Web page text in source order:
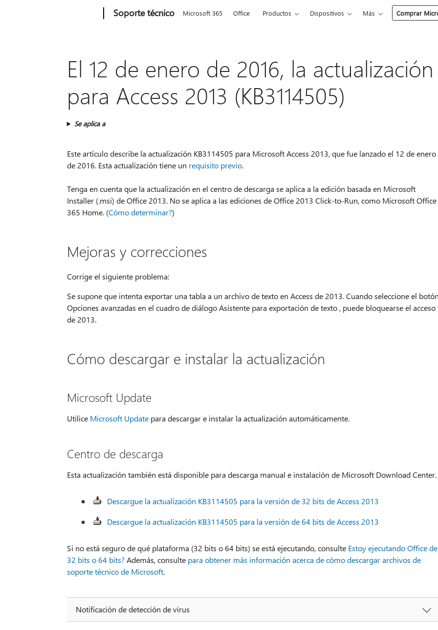
Soporte técnico Microsoft 365 Office Productos Dispositivos Más Comprar
El 12 de enero de 2016, la actualización
para Access 2013 (KB3114505)
Se aplica a
Este artículo describe la actualización KB3114505 para Microsoft Access 2013, que fue lanzado el 12 de enero
de 2016. Esta actualización tiene un requisito previo.
Tenga en cuenta que la actualización en el centro de descarga se aplica a la edición basada en Microsoft
Installer (.msi) de Office 2013. No se aplica a las ediciones de Office 2013 Click-to-Run, como Microsoft Office
365 Home. (Cómo determinar?)
Mejoras y correcciones
Corrige el siguiente problema:
Se supone que intenta exportar una tabla a un archivo de texto en Access de 2013. Cuando seleccione el
Opciones avanzadas en el cuadro de diálogo Asistente para exportación de texto , puede bloquearse el acceso
de 2013.
Cómo descargar e instalar la actualización
Microsoft Update
Utilice Microsoft Updatepara descargar e instalar la actualización automáticamente.
Centro de descarga
Esta actualización también está disponible para descarga manual e instalación de Microsoft Download Center.
Descargue la actualización KB3114505 para la versión de 32 bits de Access 2013
Descargue la actualización KB3114505 para la versión de 64 bits de Access 2013
Si no está seguro de qué plataforma (32 bits o 64 bits) se está ejecutando, consulte Estoy ejecutando Office de
32 bits o 64 bits?Además, consulte para obtener más información acerca de cómo descargar archivos de
soporte técnico de Microsoft.
Notificación de detección de virus